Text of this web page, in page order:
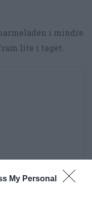
My Personal
i mindre
lite i taget.